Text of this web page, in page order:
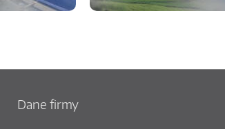
Dane firmy